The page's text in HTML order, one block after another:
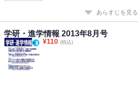
あらすじを見る
学研・進学情報 2013年8月号
¥110 (税込)